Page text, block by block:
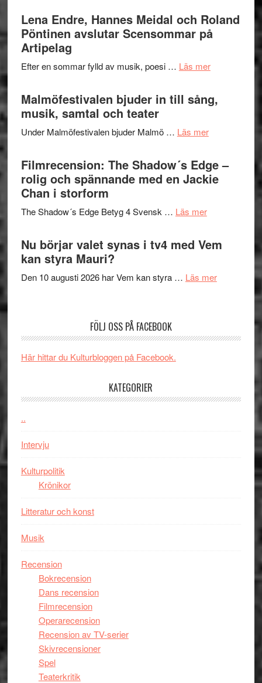
Delvis
bortom
terräng
–
Lena Endre, Hannes Meidal och Roland
Pöntinen avslutar Scensommar på
Artipelag
Efter en sommar fylld av musik, poesi … Läs merom
Hannes
Pöntinen
avslutar
Malmöfestivalen bjuder in till sång,
musik, samtal och teater
Under Malmöfestivalen bjuder Malmö … Läs merom
in
till
och
Filmrecension: The Shadow´s Edge –
rolig och spännande med en Jackie
Chan i storform
The Shadow´s Edge Betyg 4 Svensk … Läs merom
Shadow
Edge
spännande
Nu börjar valet synas i tv4 med Vem
kan styra Mauri?
Den 10 augusti 2026 har Vem kan styra … Läs merom
kan
FÖLJ OSS PÅ FACEBOOK
Här hittar du Kulturbloggen på Facebook.
KATEGORIER
..
Intervju
Kulturpolitik
Krönikor
Litteratur och konst
Musik
Recension
Bokrecension
Dans recension
Filmrecension
Operarecension
Recension av TV-serier
Skivrecensioner
Spel
Teaterkritik